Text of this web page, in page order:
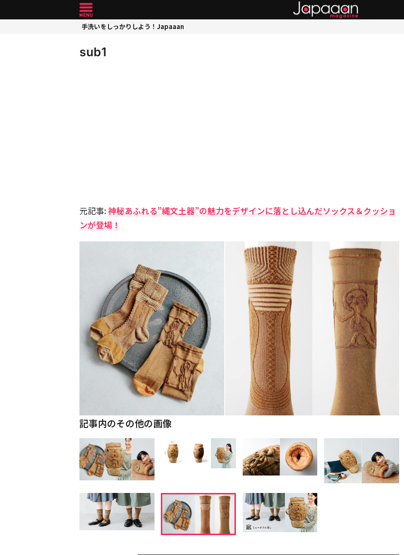
手洗いをしっかりしよう！Japaaan
sub1
元記事:神秘あふれる”縄文土器”の魅力をデザインに落とし込んだソックス＆クッショ
ンが登場！
記事内のその他の画像